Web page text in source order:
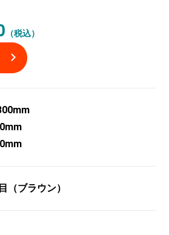
（税込）
（ブラウン）